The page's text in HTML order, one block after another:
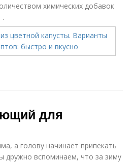
химических добавок
.
для
а голову начинает припекать
дружно вспоминаем, что за зиму